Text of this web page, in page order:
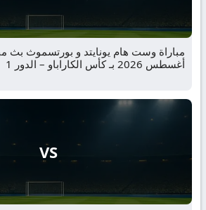
أغسطس 2026 بـ كأس الكاراباو – الدور 1
VS